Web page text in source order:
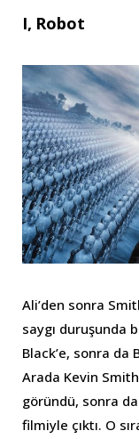
I, Robot
Ali’den sonra
saygı duruşunda
Black’e, sonra da
Arada Kevin
göründü, sonra
filmiyle çıktı. O